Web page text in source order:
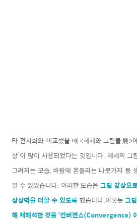
타 전시회와 비교했을 때 <헤세와 그림들展>
상’이 많이 사용되었다는 것입니다. 헤세의 그
그려지는 모습, 바람에 흔들리는 나뭇가지 등
낄 수 있었습니다. 이러한 모습은그림 감상으
상상력을 더할 수 있도록했습니다.이렇듯그
해 재해석한 것을 ‘컨버젼스(Convergence)